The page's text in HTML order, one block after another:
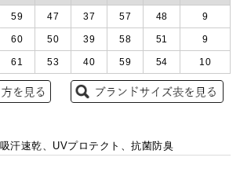
59 47 37 57 48 9
60 50 39 58 51 9
61 53 40 59 54 10
汗速乾、UVプロテクト、抗菌防臭